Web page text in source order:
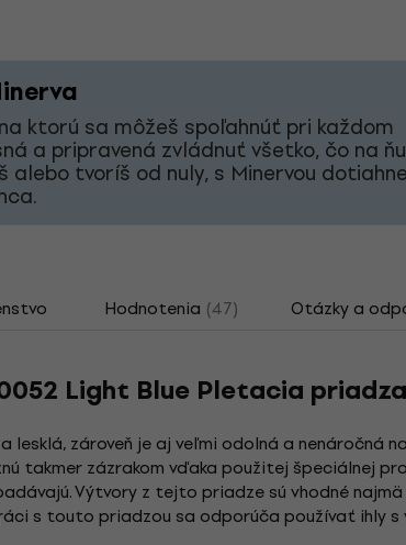
ktorú sa môžeš spoľahnúť pri každom
a pripravená zvládnuť všetko, čo na ňu
alebo tvoríš od nuly, s Minervou
Hodnotenia (47) Otázky a
Light Blue Pletacia priadza
zároveň je aj veľmi odolná a nenáročná
takmer zázrakom vďaka použitej špeciálnej
Výtvory z tejto priadze sú vhodné
s touto priadzou sa odporúča používať ihly s